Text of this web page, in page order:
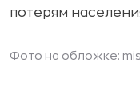
потерям
Фото на обложке: